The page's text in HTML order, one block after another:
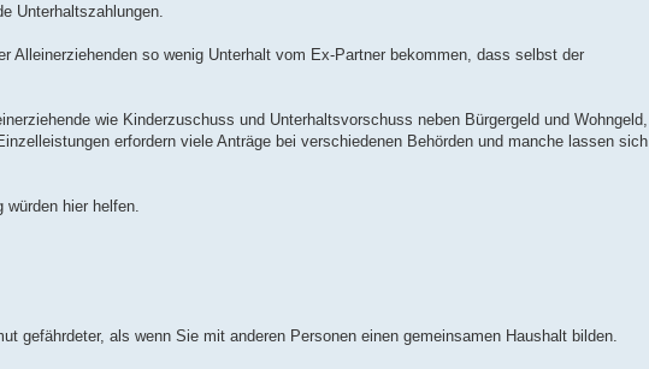
Unterhaltszahlungen.
Alleinerziehenden so wenig Unterhalt vom Ex-Partner bekommen, dass selbst der
wie Kinderzuschuss und Unterhaltsvorschuss neben Bürgergeld und Wohngeld,
erfordern viele Anträge bei verschiedenen Behörden und manche lassen sich
hier helfen.
gefährdeter, als wenn Sie mit anderen Personen einen gemeinsamen Haushalt bilden.